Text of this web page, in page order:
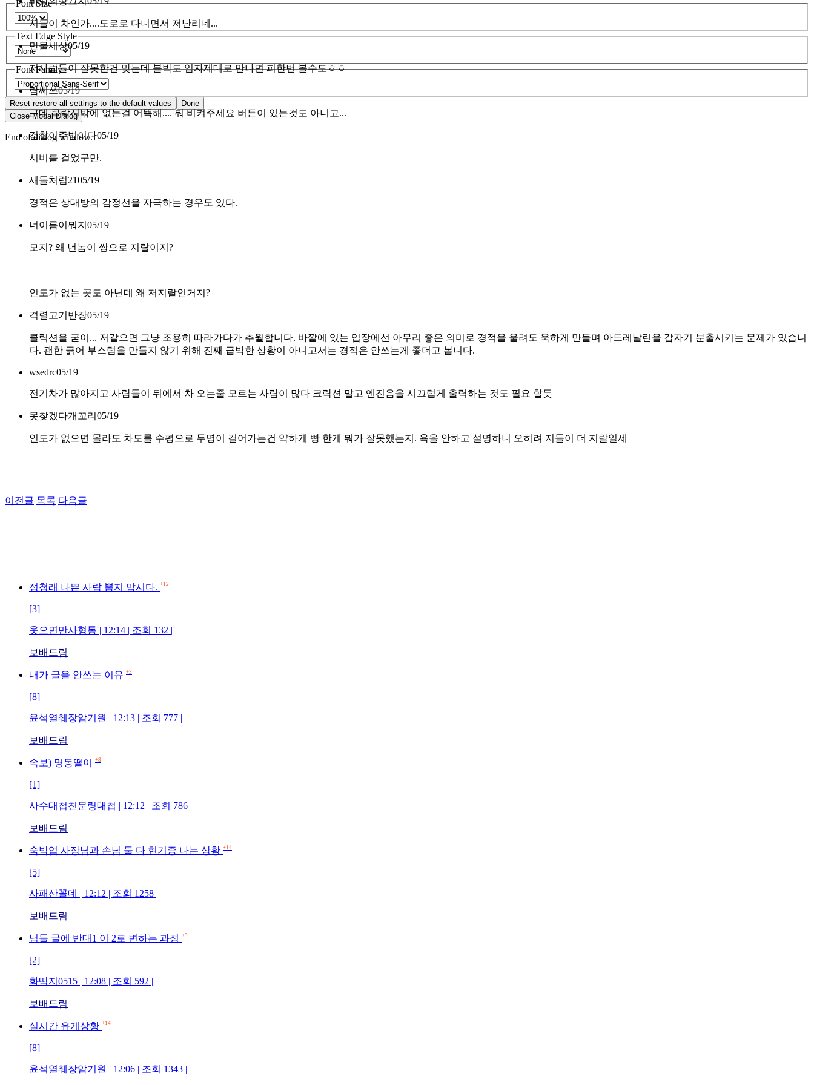
Font Size
Text Edge Style
Font Family
Reset restore all settings to the default values
Done
Close Modal Dialog
End of dialog window.
지들이 차인가....도로로 다니면서 저난리네...
만물세상05/19
저사람들이 잘못한건 맞는데 블박도 임자제대로 만나면 피한번 볼수도ㅎㅎ
람쎄쓰05/19
근데 클락션밖에 없는걸 어뜩해.... 뭐 비켜주세요 버튼이 있는것도 아니고...
검찰이주범이다05/19
시비를 걸었구만.
새들처럼2105/19
경적은 상대방의 감정선을 자극하는 경우도 있다.
너이름이뭐지 05/19
모지? 왜 년놈이 쌍으로 지랄이지?
인도가 없는 곳도 아닌데 왜 저지랄인거지?
격렬고기반장05/19
클릭션을 굳이... 저같으면 그냥 조용히 따라가다가 추월합니다. 바깥에 있는 입장에선 아무리 좋은 의미로 경적을 울려도 욱하게 만들며 아드레날린을 갑자기 분출시키는 문제가 있습니
다. 괜한 긁어 부스럼을 만들지 않기 위해 진째 급박한 상황이 아니고서는 경적은 안쓰는게 좋더고 봅니다.
wsedrc05/19
전기차가 많아지고 사람들이 뒤에서 차 오는줄 모르는 사람이 많다 크락션 말고 엔진음을 시끄럽게 출력하는 것도 필요 할듯
못찾겠다개꼬리 05/19
인도가 없으면 몰라도 차도를 수평으로 두명이 걸어가는건 약하게 빵 한게 뭐가 잘못했는지. 욕을 안하고 설명하니 오히려 지들이 더 지랄일세
이전글 목록 다음글
정청래 나쁜 사람 뽑지 맙시다. +12
[3]
웃으면만사형통 | 12:14 | 조회 132 |
보배드림
내가 글을 안쓰는 이유 +3
[8]
윤석열췌장암기원 | 12:13 | 조회 777 |
보배드림
속보) 명동떨이 +8
[1]
사수대첩천문령대첩 | 12:12 | 조회 786 |
보배드림
숙박업 사장님과 손님 둘 다 현기증 나는 상황 +14
[5]
사패산꼴데 | 12:12 | 조회 1258 |
보배드림
님들 글에 반대1 이 2로 변하는 과정 +3
[2]
화딱지0515 | 12:08 | 조회 592 |
보배드림
실시간 유게상황 +14
[8]
윤석열췌장암기원 | 12:06 | 조회 1343 |